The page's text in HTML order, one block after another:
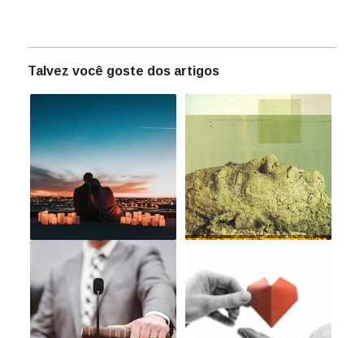
Talvez você goste dos artigos